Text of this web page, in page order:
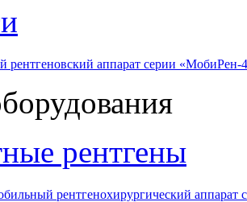
рентгеновский аппарат серии
рентгены
рентгенохирургический аппарат